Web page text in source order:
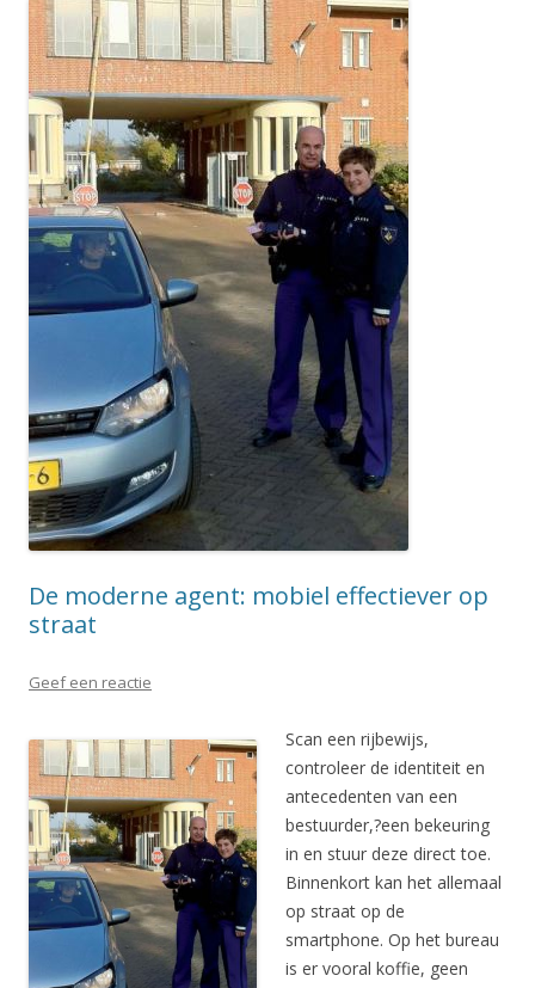
De moderne agent: mobiel effectiever op
straat
Geef een reactie
Scan een rijbewijs,
controleer de identiteit en
antecedenten van een
bestuurder,?een bekeuring
in en stuur deze direct toe.
Binnenkort kan het allemaal
op straat op de
smartphone. Op het bureau
is er vooral koffie, geen